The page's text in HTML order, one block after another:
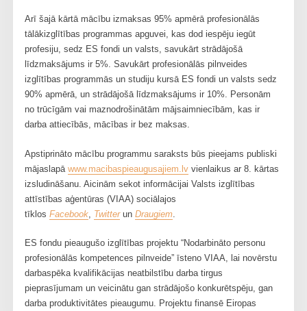
Arī šajā kārtā mācību izmaksas 95% apmērā profesionālās
tālākizglītības programmas apguvei, kas dod iespēju iegūt
profesiju, sedz ES fondi un valsts, savukārt strādājošā
līdzmaksājums ir 5%. Savukārt profesionālās pilnveides
izglītības programmās un studiju kursā ES fondi un valsts sedz
90% apmērā, un strādājošā līdzmaksājums ir 10%. Personām
no trūcīgām vai maznodrošinātām mājsaimniecībām, kas ir
darba attiecībās, mācības ir bez maksas.
Apstiprināto mācību programmu saraksts būs pieejams publiski
mājaslapā www.macibaspieaugusajiem.lvvienlaikus ar 8. kārtas
izsludināšanu. Aicinām sekot informācijai Valsts izglītības
attīstības aģentūras (VIAA) sociālajos
tīklos Facebook, Twitterun Draugiem.
ES fondu pieaugušo izglītības projektu “Nodarbināto personu
profesionālās kompetences pilnveide” īsteno VIAA, lai novērstu
darbaspēka kvalifikācijas neatbilstību darba tirgus
pieprasījumam un veicinātu gan strādājošo konkurētspēju, gan
darba produktivitātes pieaugumu. Projektu finansē Eiropas